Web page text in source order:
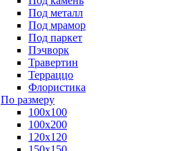
Под металл
Под мрамор
Под паркет
Пэчворк
Травертин
Терраццо
Флористика
По размеру
100х100
100х200
120х120